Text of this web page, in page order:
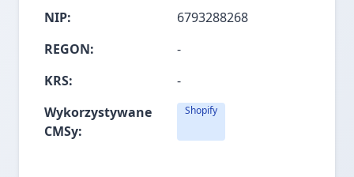
NIP:
6793288268
REGON:
-
KRS:
-
Wykorzystywane
CMSy:
Shopify